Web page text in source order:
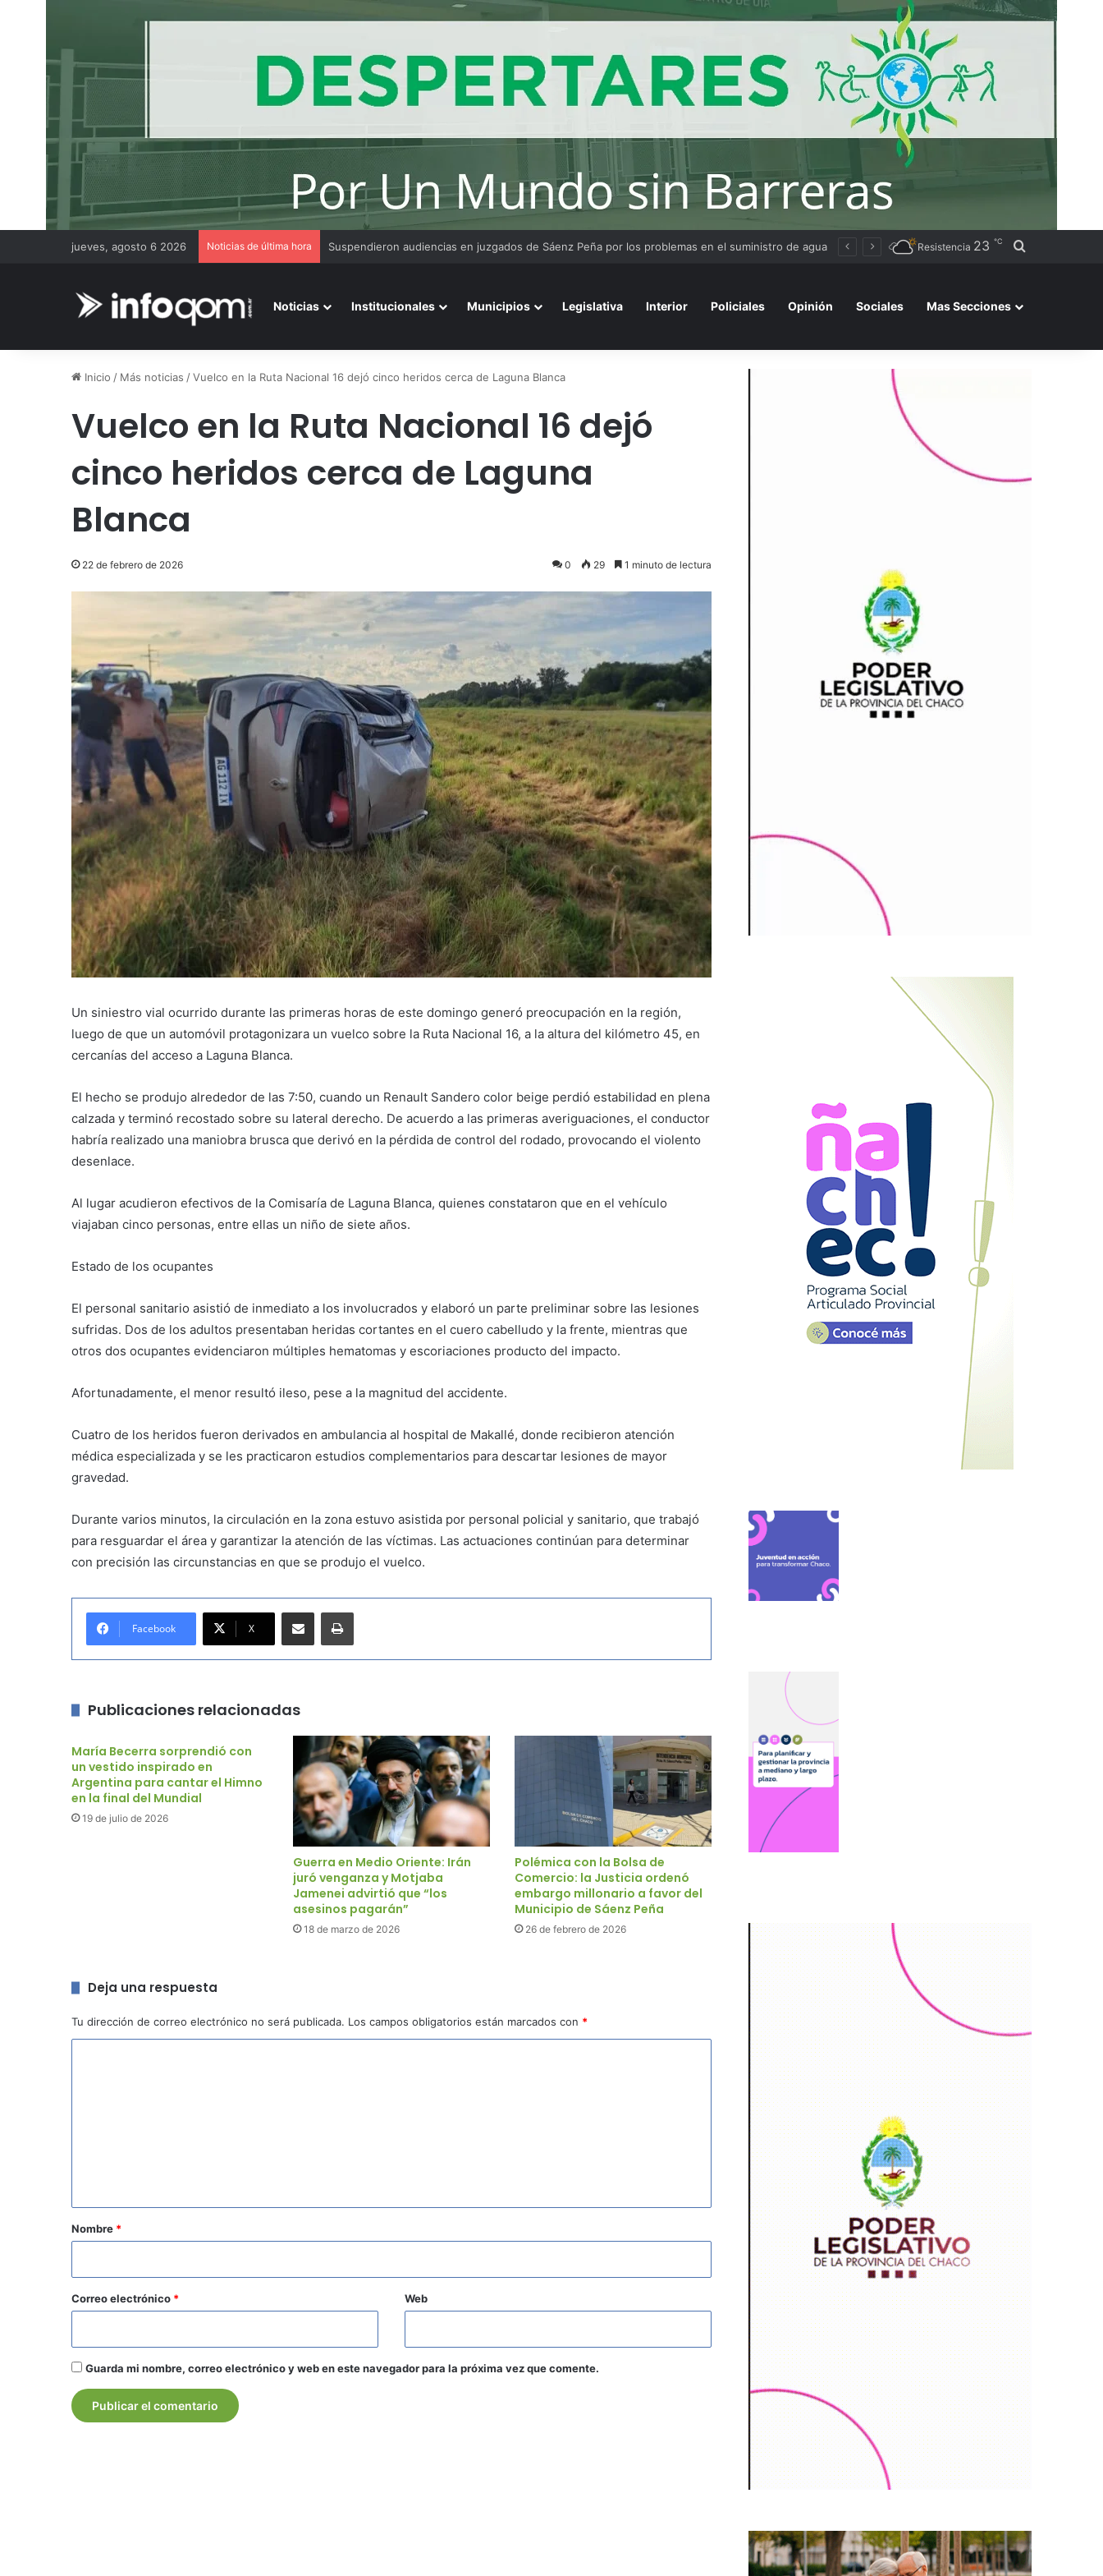
jueves, agosto 6 2026 Noticias de última hora La defensa de la falsa médica pidió que se reprograme la declaración indagatoria Resistencia 23 ℃ Buscar por
Noticias Institucionales Municipios Legislativa Interior Policiales Opinión Sociales Mas Secciones
Inicio / Más noticias /Vuelco en la Ruta Nacional 16 dejó cinco heridos cerca de Laguna Blanca
Vuelco en la Ruta Nacional 16 dejó
cinco heridos cerca de Laguna
Blanca
22 de febrero de 2026 0 29 1 minuto de lectura
Un siniestro vial ocurrido durante las primeras horas de este domingo generó preocupación en la región,
luego de que un automóvil protagonizara un vuelco sobre la Ruta Nacional 16, a la altura del kilómetro 45, en
cercanías del acceso a Laguna Blanca.
El hecho se produjo alrededor de las 7:50, cuando un Renault Sandero color beige perdió estabilidad en plena
calzada y terminó recostado sobre su lateral derecho. De acuerdo a las primeras averiguaciones, el conductor
habría realizado una maniobra brusca que derivó en la pérdida de control del rodado, provocando el violento
desenlace.
Al lugar acudieron efectivos de la Comisaría de Laguna Blanca, quienes constataron que en el vehículo
viajaban cinco personas, entre ellas un niño de siete años.
Estado de los ocupantes
El personal sanitario asistió de inmediato a los involucrados y elaboró un parte preliminar sobre las lesiones
sufridas. Dos de los adultos presentaban heridas cortantes en el cuero cabelludo y la frente, mientras que
otros dos ocupantes evidenciaron múltiples hematomas y escoriaciones producto del impacto.
Afortunadamente, el menor resultó ileso, pese a la magnitud del accidente.
Cuatro de los heridos fueron derivados en ambulancia al hospital de Makallé, donde recibieron atención
médica especializada y se les practicaron estudios complementarios para descartar lesiones de mayor
gravedad.
Durante varios minutos, la circulación en la zona estuvo asistida por personal policial y sanitario, que trabajó
para resguardar el área y garantizar la atención de las víctimas. Las actuaciones continúan para determinar
con precisión las circunstancias en que se produjo el vuelco.
Facebook X
Publicaciones relacionadas
María Becerra sorprendió con
un vestido inspirado en
Argentina para cantar el Himno
en la final del Mundial
19 de julio de 2026
Guerra en Medio Oriente: Irán
juró venganza y Motjaba
Jamenei advirtió que “los
asesinos pagarán”
18 de marzo de 2026
Polémica con la Bolsa de
Comercio: la Justicia ordenó
embargo millonario a favor del
Municipio de Sáenz Peña
26 de febrero de 2026
Deja una respuesta
Tu dirección de correo electrónico no será publicada. Los campos obligatorios están marcados con *
r
o
*
Nombre *
Correo electrónico * Web
Guarda mi nombre, correo electrónico y web en este navegador para la próxima vez que comente.